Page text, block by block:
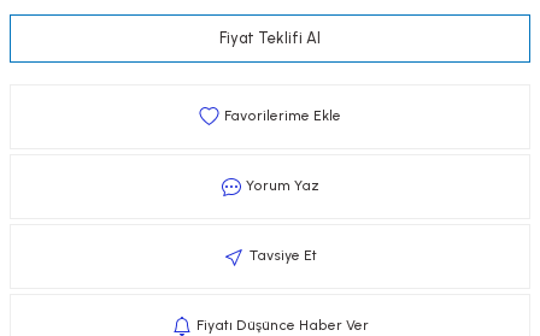
Fiyat Teklifi Al
Yorum Yaz
Tavsiye Et
Fiyatı Düşünce Haber Ver